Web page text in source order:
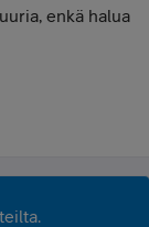
enkä halua